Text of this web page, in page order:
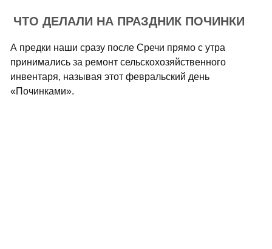
ЧТО ДЕЛАЛИ НА ПРАЗДНИК ПОЧИНКИ
А предки наши сразу после Сречи прямо с утра
принимались за ремонт сельскохозяйственного
инвентаря, называя этот февральский день
«Починками».